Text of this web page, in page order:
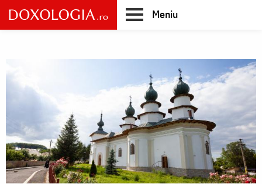
Skip
to
main
Meniu